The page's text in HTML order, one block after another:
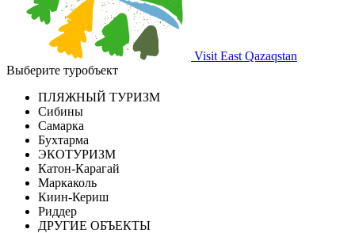
Visit East Qazaqstan
Выберите туробъект
ПЛЯЖНЫЙ ТУРИЗМ
Сибины
Самарка
Бухтарма
ЭКОТУРИЗМ
Катон-Карагай
Маркаколь
Киин-Кериш
Риддер
ДРУГИЕ ОБЪЕКТЫ